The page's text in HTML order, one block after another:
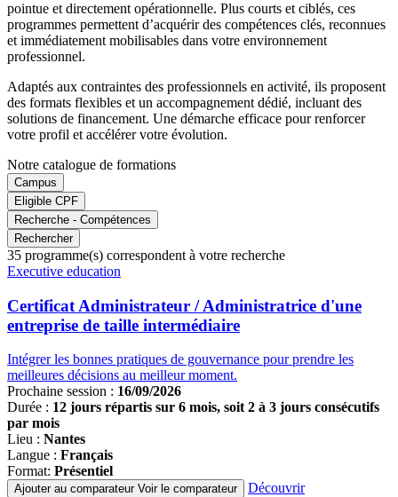
pointue et directement opérationnelle. Plus courts et ciblés, ces
programmes permettent d’acquérir des compétences clés, reconnues
et immédiatement mobilisables dans votre environnement
professionnel.
Adaptés aux contraintes des professionnels en activité, ils proposent
des formats flexibles et un accompagnement dédié, incluant des
solutions de financement. Une démarche efficace pour renforcer
votre profil et accélérer votre évolution.
Notre catalogue de formations
Campus
Eligible CPF
Recherche - Compétences
Rechercher
35 programme(s) correspondent à votre recherche
Famille
programmes
Executive education
Certificat Administrateur / Administratrice d'une
entreprise de taille intermédiaire
Intégrer les bonnes pratiques de gouvernance pour prendre les
meilleures décisions au meilleur moment.
Prochaine session : 16/09/2026
Durée : 12 jours répartis sur 6 mois, soit 2 à 3 jours consécutifs
par mois
Lieu : Nantes
Langue : Français
Format: Présentiel
Ajouter au comparateur Voir le comparateur
Découvrir